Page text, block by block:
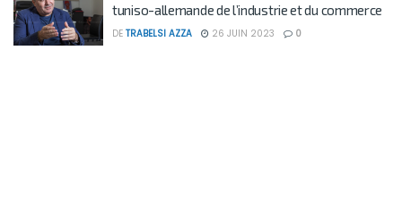
tuniso-allemande de l’industrie et du commerce
DE TRABELSI AZZA 26 JUIN 2023 0